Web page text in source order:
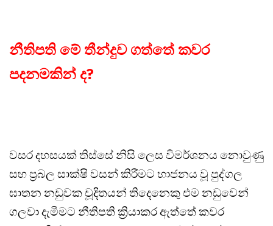
නීතිපති මේ තීන්දුව ගත්තේ කවර
පදනමකින් ද?
වසර දහසයක් තිස්සේ නිසි ලෙස විමර්ශනය නොවුණු
සහ ප්‍රබල සාක්ෂි වසන් කිරීමට භාජනය වූ පුද්ගල
ඝාතන නඩුවක චූදිතයන් තිදෙනෙකු එම නඩුවෙන්
ගලවා දැමීමට නීතිපති ක්‍රියාකර ඇත්තේ කවර